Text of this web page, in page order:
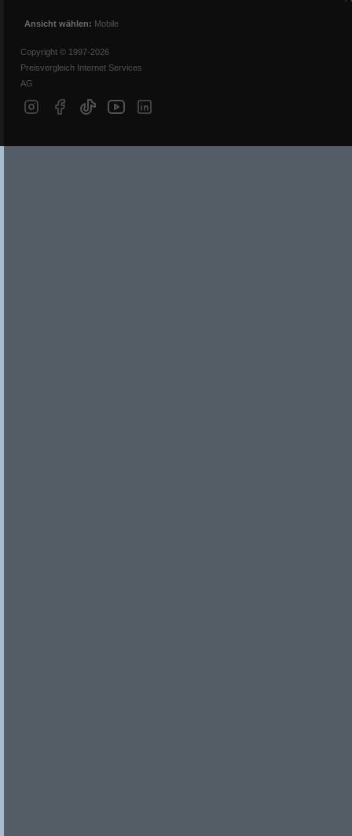
Ansicht wählen: Mobile
Copyright © 1997-2026
Preisvergleich Internet Services
AG